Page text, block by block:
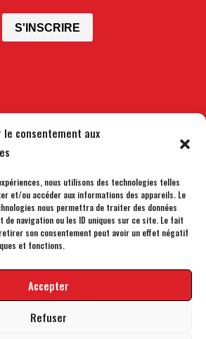
le consentement aux
nous utilisons des technologies telles
et/ou accéder aux informations des appareils. Le
nous permettra de traiter des données
de navigation ou les ID uniques sur ce site. Le fait
son consentement peut avoir un effet négatif
et fonctions.
Accepter
Refuser
S'INSCRIRE
Nos partenaires
Nos rapports d’activités
Espace presse
Mentions légales
de confidentialité